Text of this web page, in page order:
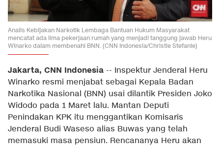
Analis Kebijakan Narkotik Lembaga Bantuan Hukum Masyarakat
mencatat ada lima pekerjaan rumah yang menjadi tanggung jawab Heru
Winarko dalam membenahi BNN. (CNN Indonesia/Christie Stefanie)
Jakarta, CNN Indonesia -- Inspektur Jenderal Heru
Winarko resmi menjabat sebagai Kepala Badan
Narkotika Nasional (BNN) usai dilantik Presiden Joko
Widodo pada 1 Maret lalu. Mantan Deputi
Penindakan KPK itu menggantikan Komisaris
Jenderal Budi Waseso alias Buwas yang telah
memasuki masa pensiun. Rencananya Heru akan